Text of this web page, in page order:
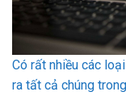
Có rất nhiều các
ra tất cả chúng